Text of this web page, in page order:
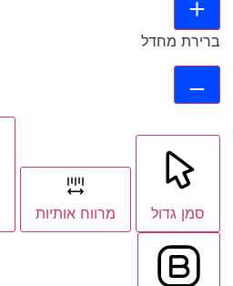
ברירת מחדל
סמן גדול מרווח אותיות